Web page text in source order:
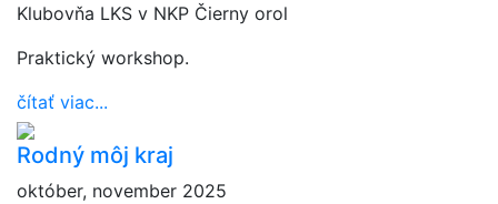
Klubovňa LKS v NKP Čierny orol
Praktický workshop.
čítať viac...
Rodný môj kraj
október, november 2025